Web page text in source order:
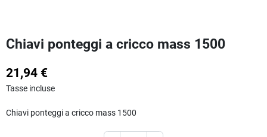
Chiavi ponteggi a cricco mass 1500
21,94 €
Tasse incluse
Chiavi ponteggi a cricco mass 1500